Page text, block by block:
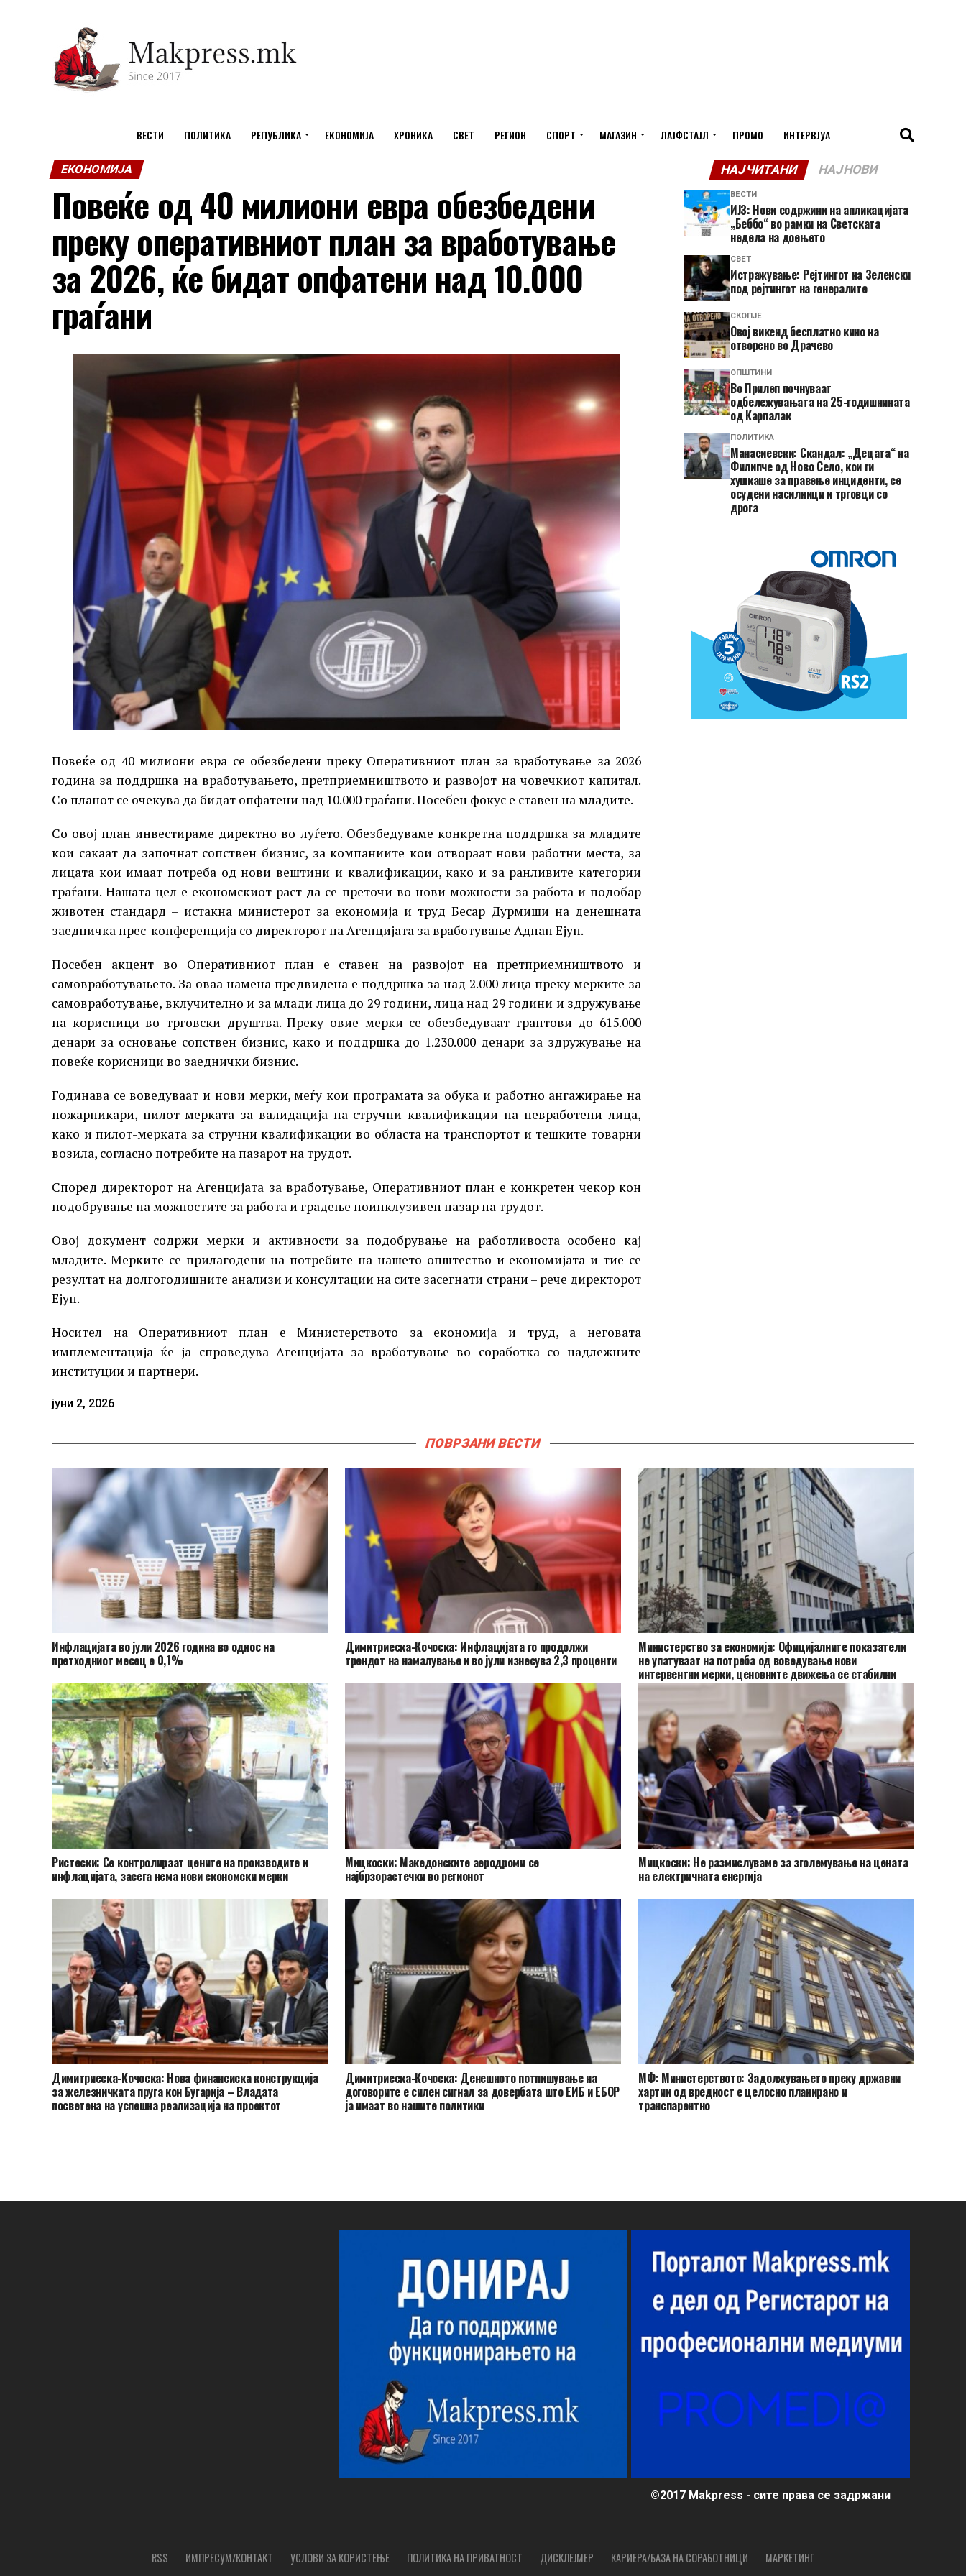
ВЕСТИ ПОЛИТИКА РЕПУБЛИКА ЕКОНОМИЈА ХРОНИКА СВЕТ РЕГИОН СПОРТ МАГАЗИН ЛАЈФСТАЈЛ ПРОМО ИНТЕРВЈУА
ЕКОНОМИЈА
Повеќе од 40 милиони евра обезбедени
преку оперативниот план за вработување
за 2026, ќе бидат опфатени над 10.000
граѓани
Повеќе од 40 милиони евра се обезбедени преку Оперативниот план за вработување за 2026
година за поддршка на вработувањето, претприемништвото и развојот на човечкиот капитал.
Со планот се очекува да бидат опфатени над 10.000 граѓани. Посебен фокус е ставен на младите.
Со овој план инвестираме директно во луѓето. Обезбедуваме конкретна поддршка за младите
кои сакаат да започнат сопствен бизнис, за компаниите кои отвораат нови работни места, за
лицата кои имаат потреба од нови вештини и квалификации, како и за ранливите категории
граѓани. Нашата цел е економскиот раст да се преточи во нови можности за работа и подобар
животен стандард – истакна министерот за економија и труд Бесар Дурмиши на денешната
заедничка прес-конференција со директорот на Агенцијата за вработување Аднан Ејуп.
Посебен акцент во Оперативниот план е ставен на развојот на претприемништвото и
самовработувањето. За оваа намена предвидена е поддршка за над 2.000 лица преку мерките за
самовработување, вклучително и за млади лица до 29 години, лица над 29 години и здружување
на корисници во трговски друштва. Преку овие мерки се обезбедуваат грантови до 615.000
денари за основање сопствен бизнис, како и поддршка до 1.230.000 денари за здружување на
повеќе корисници во заеднички бизнис.
Годинава се воведуваат и нови мерки, меѓу кои програмата за обука и работно ангажирање на
пожарникари, пилот-мерката за валидација на стручни квалификации на невработени лица,
како и пилот-мерката за стручни квалификации во областа на транспортот и тешките товарни
возила, согласно потребите на пазарот на трудот.
Според директорот на Агенцијата за вработување, Оперативниот план е конкретен чекор кон
подобрување на можностите за работа и градење поинклузивен пазар на трудот.
Овој документ содржи мерки и активности за подобрување на работливоста особено кај
младите. Мерките се прилагодени на потребите на нашето општество и економијата и тие се
резултат на долгогодишните анализи и консултации на сите засегнати страни – рече директорот
Ејуп.
Носител на Оперативниот план е Министерството за економија и труд, а неговата
имплементација ќе ја спроведува Агенцијата за вработување во соработка со надлежните
институции и партнери.
јуни 2, 2026
НАЈЧИТАНИ НАЈНОВИ
ВЕСТИ
ИЈЗ: Нови содржини на апликацијата
„Беббо“ во рамки на Светската
недела на доењето
СВЕТ
Истражување: Рејтингот на Зеленски
под рејтингот на генералите
СКОПЈЕ
​Овој викенд бесплатно кино на
отворено во Драчево
ОПШТИНИ
Во Прилеп почнуваат
одбележувањата на 25-годишнината
од Карпалак
ПОЛИТИКА
Манасиевски: Скандал: „Децата“ на
Филипче од Ново Село, кои ги
хушкаше за правење инциденти, се
осудени насилници и трговци со
дрога
ПОВРЗАНИ ВЕСТИ
Инфлацијата во јули 2026 година во однос на
претходниот месец е 0,1%
Димитриеска-Кочоска: Инфлацијата го продолжи
трендот на намалување и во јули изнесува 2,3 проценти
Министерство за економија: Официјалните показатели
не упатуваат на потреба од воведување нови
интервентни мерки, ценовните движења се стабилни
Ристески: Се контролираат цените на производите и
инфлацијата, засега нема нови економски мерки
Мицкоски: Македонските аеродроми се
најбрзорастечки во регионот
Мицкоски: Не размислуваме за зголемување на цената
на електричната енергија
Димитриеска-Кочоска: Нова финансиска конструкција
за железничката пруга кон Бугарија – Владата
посветена на успешна реализација на проектот
Димитриеска-Кочоска: Денешното потпишување на
договорите е силен сигнал за довербата што ЕИБ и ЕБОР
ја имаат во нашите политики
МФ: Министерството: Задолжувањето преку државни
хартии од вредност е целосно планирано и
транспарентно
©2017 Makpress - сите права се задржани
RSS ИМПРЕСУМ/КОНТАКТ УСЛОВИ ЗА КОРИСТЕЊЕ ПОЛИТИКА НА ПРИВАТНОСТ ДИСКЛЕЈМЕР КАРИЕРА/БАЗА НА СОРАБОТНИЦИ МАРКЕТИНГ